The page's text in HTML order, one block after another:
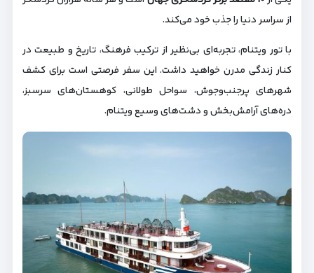
از سراسر دنیا را جذب خود می‌کند.
با تور ویتنام، تجربه‌ای بی‌نظیر از ترکیب فرهنگ، تاریخ و طبیعت در
کنار زندگی مدرن خواهید داشت. این سفر فرصتی است برای کشف
شهرهای پرجنب‌وجوش، سواحل طولانی، کوهستان‌های سرسبز،
دره‌های آرامش‌بخش و دشت‌های وسیع ویتنام.